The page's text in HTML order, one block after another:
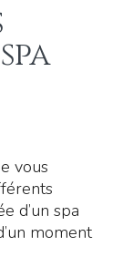
vous
d’un spa
moment